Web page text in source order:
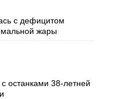
с дефицитом
жары
останками 38-летней